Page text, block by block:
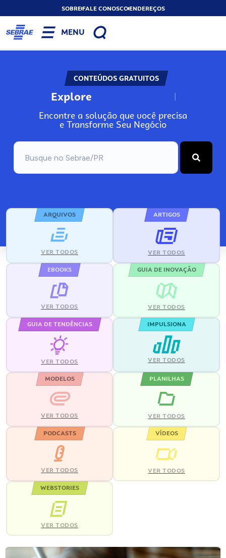
SOBREFALE CONOSCOENDEREÇOS
MENU
CONTEÚDOS GRATUITOS
Explore N
Encontre a solução que você precisa
e Transforme Seu Negócio
ARQUIVOS
VER TODOS
ARTIGOS
VER TODOS
EBOOKS
VER TODOS
GUIA DE INOVAÇÃO
VER TODOS
GUIA DE TENDÊNCIAS
VER TODOS
IMPULSIONA
VER TODOS
MODELOS
VER TODOS
PLANILHAS
VER TODOS
PODCASTS
VER TODOS
VÍDEOS
VER TODOS
WEBSTORIES
VER TODOS